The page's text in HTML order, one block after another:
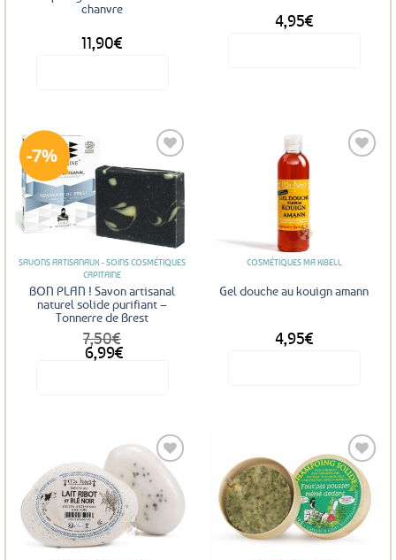
chanvre
11,90€
4,95€
7%
Ajouter
aux
favoris
SAVONS ARTISANAUX - SOINS COSMÉTIQUES
CAPITAINE
BON PLAN ! Savon artisanal
naturel solide purifiant –
Tonnerre de Brest
7,50€
Le
prix
6,99€
Le
prix
COSMÉTIQUES MA KIBELL
Gel douche au kouign amann
4,95€
Ajouter
aux
favoris
Ajouter
aux
favoris